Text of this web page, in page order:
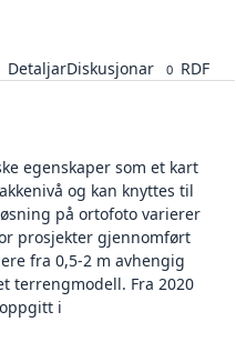
DetaljarDiskusjonar 0 RDF
egenskaper som et kart
og kan knyttes til
på ortofoto varierer
prosjekter gjennomført
fra 0,5-2 m avhengig
terrengmodell. Fra 2020
i